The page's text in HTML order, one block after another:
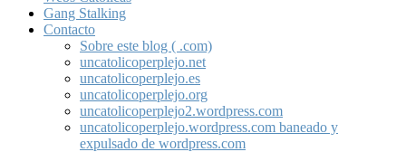
Gang Stalking
Contacto
Sobre este blog ( .com)
uncatolicoperplejo.net
uncatolicoperplejo.es
uncatolicoperplejo.org
uncatolicoperplejo2.wordpress.com
uncatolicoperplejo.wordpress.com baneado y
expulsado de wordpress.com